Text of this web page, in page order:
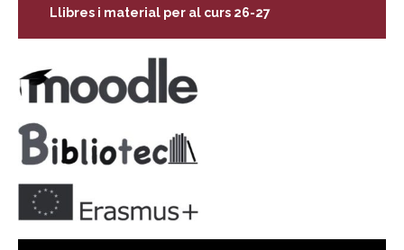
Llibres i material per al curs 26-27